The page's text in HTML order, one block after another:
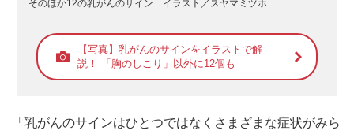
そのほか12の乳がんのサイン イラスト／スヤマミヅホ
【写真】乳がんのサインをイラストで解
説！ 「胸のしこり」以外に12個も
「乳がんのサインはひとつではなくさまざまな症状がみら